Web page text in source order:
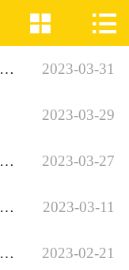
网站首页
荣誉资质
 
抗磨液压油厂家介绍使用抗磨液压油的质量要求 2023-03-31
2023-03-29
特种润滑油厂家分享选择特种润滑油时的影响因素 2023-03-27
抗磨液压油厂家介绍抗磨液压油使用标准和类型 2023-03-11
特种润滑油厂家分享特种润滑油的用途 2023-02-21